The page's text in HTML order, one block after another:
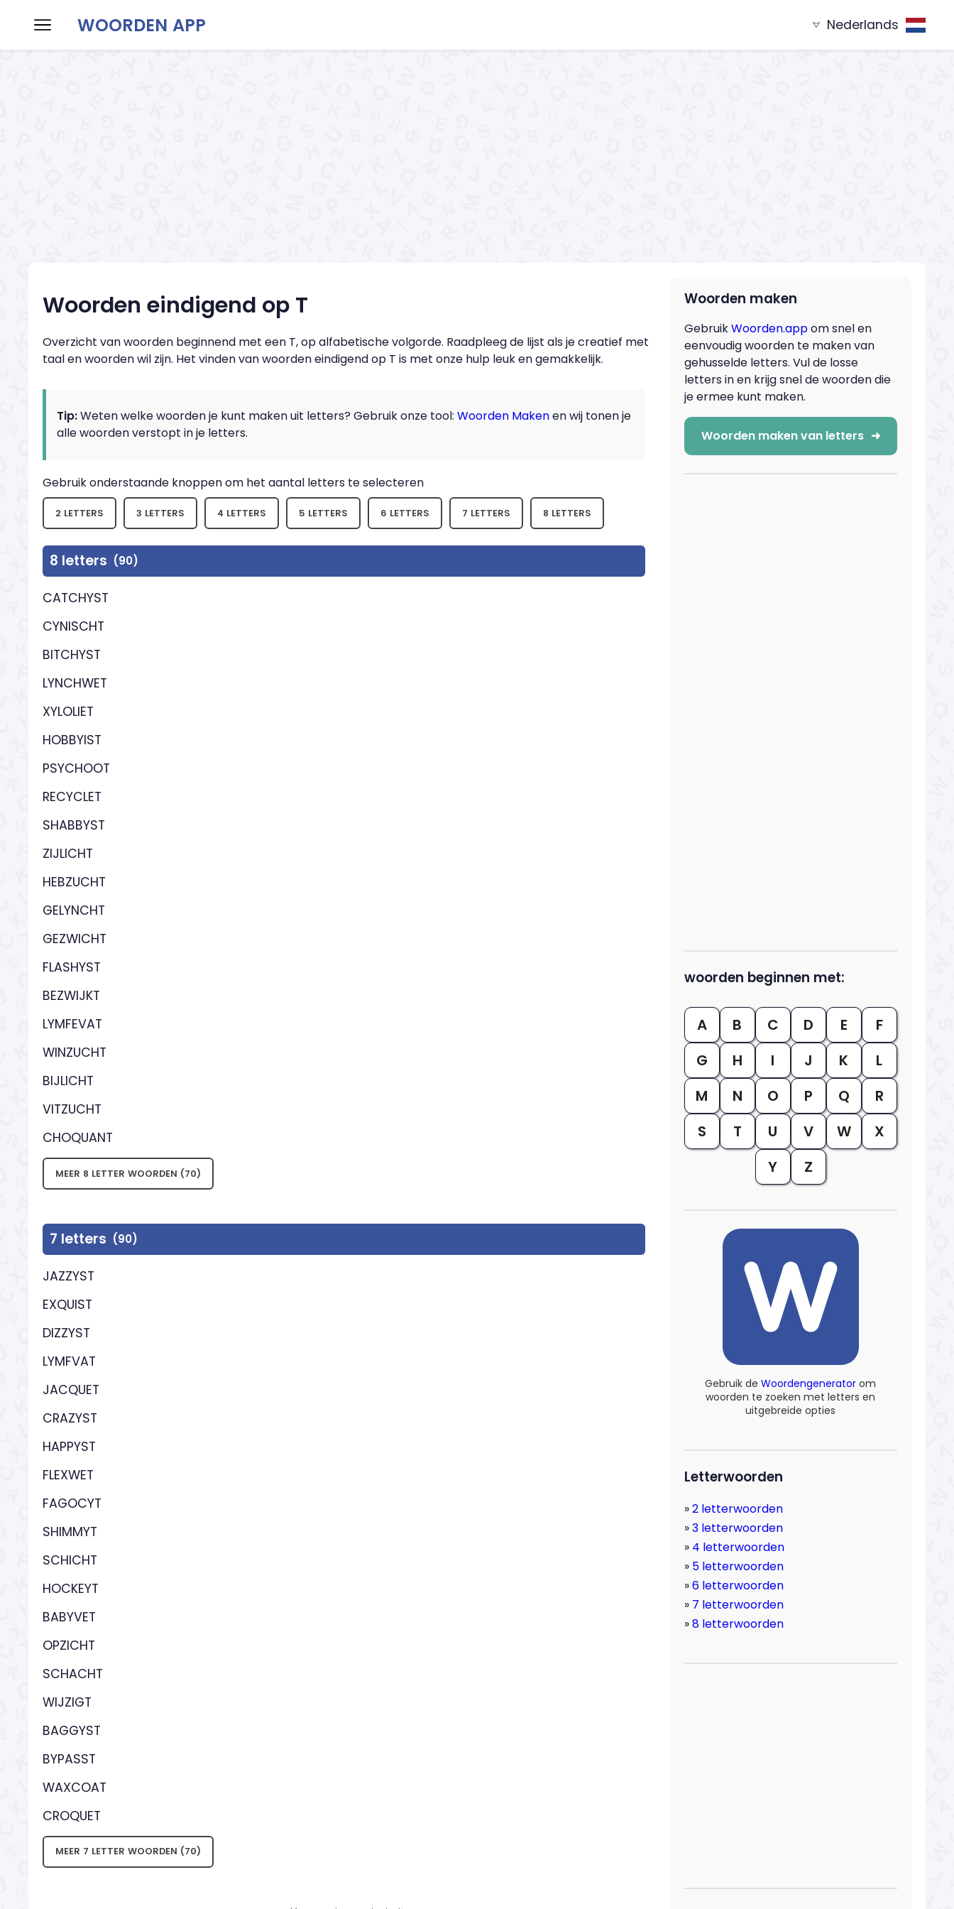
WOORDEN APP Nederlands
Home Woorden maken Woorden eindigend op ...XYZ
Woorden eindigend op T
Overzicht van woorden beginnend met een T, op alfabetische volgorde. Raadpleeg de lijst als je creatief met
taal en woorden wil zijn. Het vinden van woorden eindigend op T is met onze hulp leuk en gemakkelijk.
Tip:Weten welke woorden je kunt maken uit letters? Gebruik onze tool:Woorden Makenen wij tonen je
alle woorden verstopt in je letters.
Gebruik onderstaande knoppen om het aantal letters te selecteren
2 LETTERS 3 LETTERS 4 LETTERS 5 LETTERS 6 LETTERS 7 LETTERS 8 LETTERS
8 letters (90)
CATCHYST
CYNISCHT
BITCHYST
LYNCHWET
XYLOLIET
HOBBYIST
PSYCHOOT
RECYCLET
SHABBYST
ZIJLICHT
HEBZUCHT
GELYNCHT
GEZWICHT
FLASHYST
BEZWIJKT
LYMFEVAT
WINZUCHT
BIJLICHT
VITZUCHT
CHOQUANT
MEER 8 LETTER WOORDEN (70)
7 letters (90)
JAZZYST
EXQUIST
DIZZYST
LYMFVAT
JACQUET
CRAZYST
HAPPYST
FLEXWET
FAGOCYT
SHIMMYT
SCHICHT
HOCKEYT
BABYVET
OPZICHT
SCHACHT
WIJZIGT
BAGGYST
BYPASST
WAXCOAT
CROQUET
MEER 7 LETTER WOORDEN (70)
Woorden maken
GebruikWoorden.appom snel en
eenvoudig woorden te maken van
gehusselde letters. Vul de losse
letters in en krijg snel de woorden die
je ermee kunt maken.
Woorden maken van letters ➜
woorden beginnen met:
A B C D E
F
G
H I J K
L
M
N O P Q
R
S
T U V W
X
Y
Z
Gebruik deWoordengenerator om
woorden te zoeken met letters en
uitgebreide opties
Letterwoorden
2 letterwoorden
3 letterwoorden
4 letterwoorden
5 letterwoorden
6 letterwoorden
7 letterwoorden
8 letterwoorden